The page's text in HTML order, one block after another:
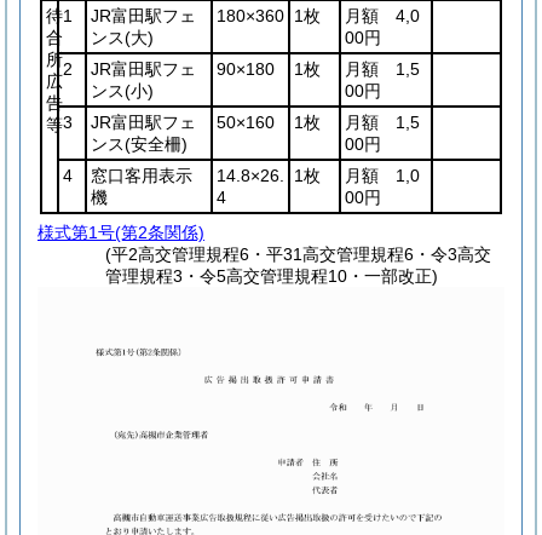
待
合
所
広
告
等
1
JR富田駅フェ
ンス(大)
180×360 1枚
月額 4,0
00円
2
JR富田駅フェ
ンス(小)
90×180 1枚
月額 1,5
00円
3
JR富田駅フェ
ンス(安全柵)
50×160 1枚
月額 1,5
00円
4
窓口客用表示
機
14.8×26.
4
1枚
月額 1,0
00円
様式第1号(第2条関係)
(平2高交管理規程6・平31高交管理規程6・令3高交
管理規程3・令5高交管理規程10・一部改正)